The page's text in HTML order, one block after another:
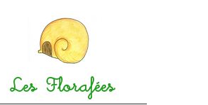
Les Florafées